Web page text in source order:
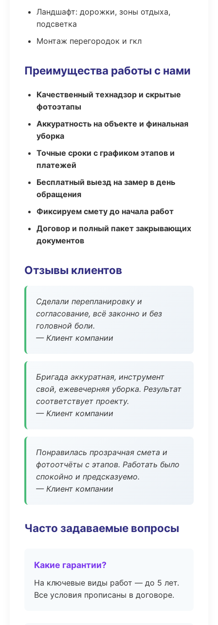
Ландшафт: дорожки, зоны отдыха,
подсветка
Монтаж перегородок и гкл
Преимущества работы с нами
Качественный технадзор и скрытые
фотоэтапы
Аккуратность на объекте и финальная
уборка
Точные сроки с графиком этапов и
платежей
Бесплатный выезд на замер в день
обращения
Фиксируем смету до начала работ
Договор и полный пакет закрывающих
документов
Отзывы клиентов
Сделали перепланировку и
согласование, всё законно и без
головной боли.
— Клиент компании
Бригада аккуратная, инструмент
свой, ежевечерняя уборка. Результат
соответствует проекту.
— Клиент компании
Понравилась прозрачная смета и
фотоотчёты с этапов. Работать было
спокойно и предсказуемо.
— Клиент компании
Часто задаваемые вопросы
Какие гарантии?
На ключевые виды работ — до 5 лет.
Все условия прописаны в договоре.